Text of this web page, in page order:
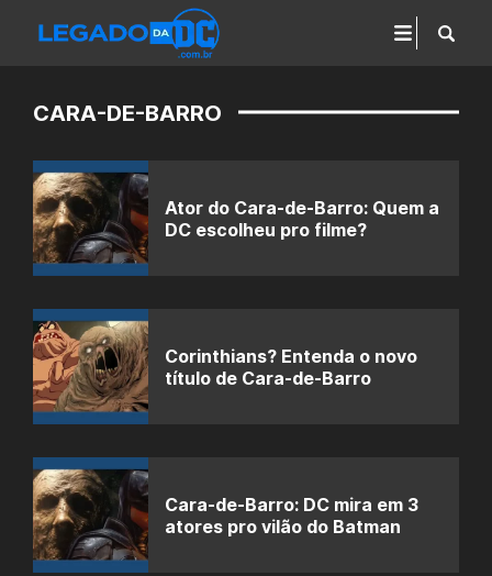
CARA-DE-BARRO
Ator do Cara-de-Barro: Quem a
DC escolheu pro filme?
Corinthians? Entenda o novo
título de Cara-de-Barro
Cara-de-Barro: DC mira em 3
atores pro vilão do Batman